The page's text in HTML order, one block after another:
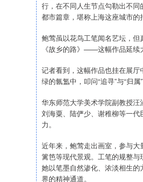
行，在不同人生节点勾勒出不
都市篇章，堪称上海这座城市的
鲍莺虽以花鸟工笔闻名艺坛，
《故乡的路》——这幅作品延续
记者看到，这幅作品也挂在展
绿的氤氲中，叩问“追寻”与“归属
华东师范大学美术学院副教授汪
刘海粟、陆俨少、谢稚柳等一
力。
近年来，鲍莺走出画室，参与
篱笆等现代景观。工笔的规整与
她以笔墨自然渗化、浓淡相生
界的精神通道。